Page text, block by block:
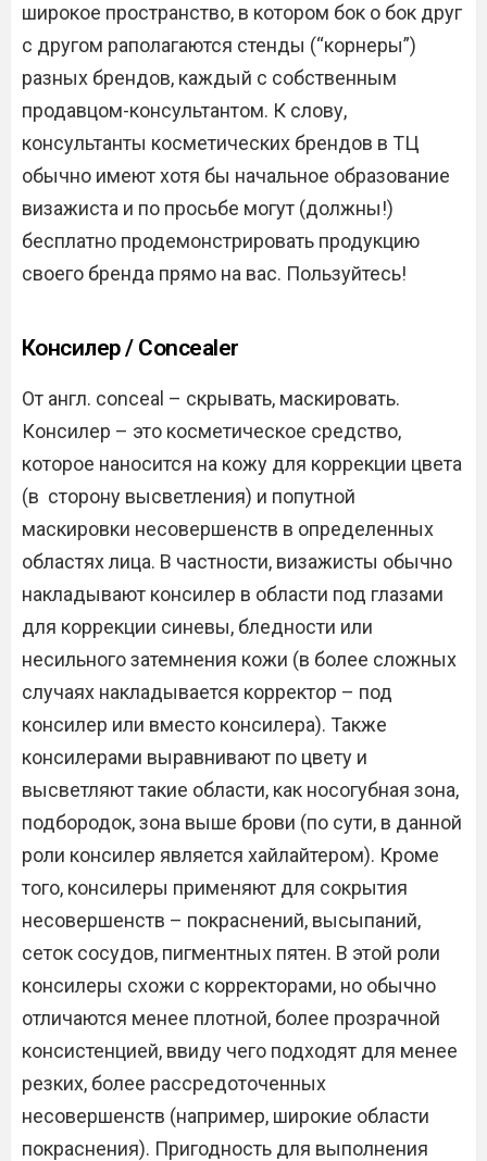
широкое пространство, в котором бок о бок друг
с другом раполагаются стенды (“корнеры”)
разных брендов, каждый с собственным
продавцом-консультантом. К слову,
консультанты косметических брендов в ТЦ
обычно имеют хотя бы начальное образование
визажиста и по просьбе могут (должны!)
бесплатно продемонстрировать продукцию
своего бренда прямо на вас. Пользуйтесь!
Консилер / Concealer
От англ. conceal – скрывать, маскировать.
Консилер – это косметическое средство,
которое наносится на кожу для коррекции цвета
(в сторону высветления) и попутной
маскировки несовершенств в определенных
областях лица. В частности, визажисты обычно
накладывают консилер в области под глазами
для коррекции синевы, бледности или
несильного затемнения кожи (в более сложных
случаях накладывается корректор – под
консилер или вместо консилера). Также
консилерами выравнивают по цвету и
высветляют такие области, как носогубная зона,
подбородок, зона выше брови (по сути, в данной
роли консилер является хайлайтером). Кроме
того, консилеры применяют для сокрытия
несовершенств – покраснений, высыпаний,
сеток сосудов, пигментных пятен. В этой роли
консилеры схожи с корректорами, но обычно
отличаются менее плотной, более прозрачной
консистенцией, ввиду чего подходят для менее
резких, более рассредоточенных
несовершенств (например, широкие области
покраснения). Пригодность для выполнения